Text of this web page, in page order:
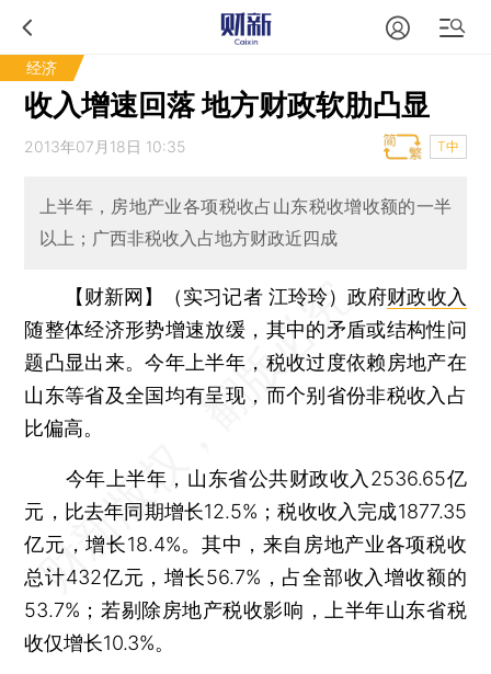
经济
收入增速回落 地方财政软肋凸显
2013年07月18日 10:35 T中
上半年，房地产业各项税收占山东税收增收额的一半
以上；广西非税收入占地方财政近四成
【财新网】（实习记者 江玲玲）政府财政收入
随整体经济形势增速放缓，其中的矛盾或结构性问
题凸显出来。今年上半年，税收过度依赖房地产在
山东等省及全国均有呈现，而个别省份非税收入占
比偏高。
今年上半年，山东省公共财政收入2536.65亿
元，比去年同期增长12.5%；税收收入完成1877.35
亿元，增长18.4%。其中，来自房地产业各项税收
总计432亿元，增长56.7%，占全部收入增收额的
53.7%；若剔除房地产税收影响，上半年山东省税
收仅增长10.3%。